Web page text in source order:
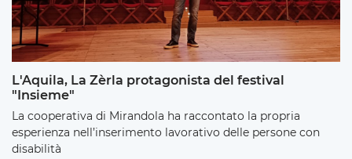
L'Aquila, La Zèrla protagonista del festival
"Insieme"
La cooperativa di Mirandola ha raccontato la propria
esperienza nell’inserimento lavorativo delle persone con
disabilità